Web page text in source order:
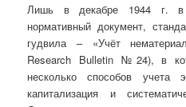
Лишь в декабре 1944 г.
нормативный документ,
гудвила – «Учёт
Research Bulletin №24), в
несколько способов учета
капитализация и